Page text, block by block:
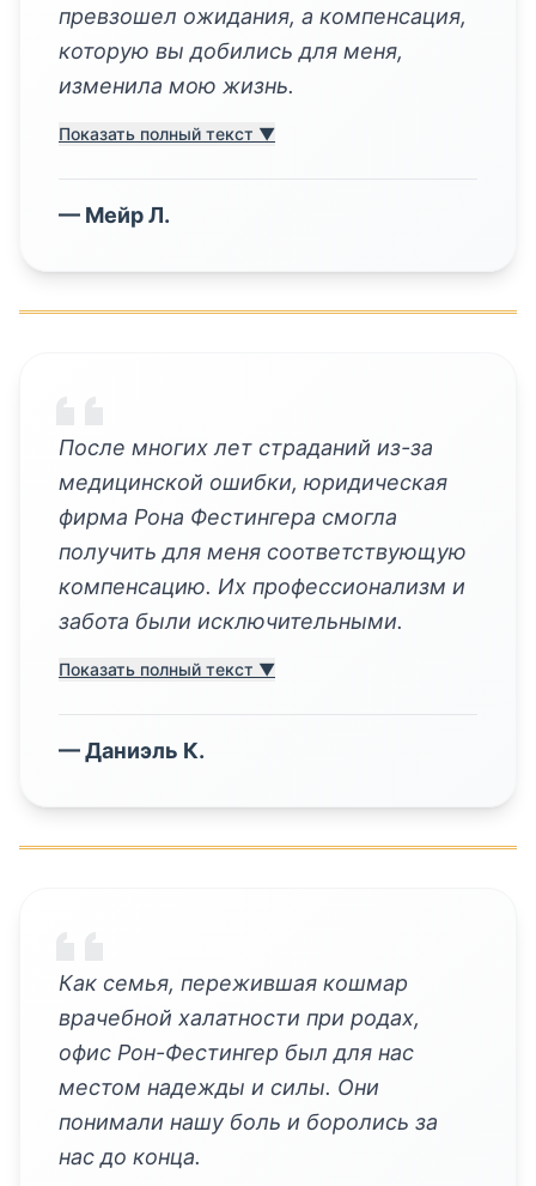
превзошел ожидания, а компенсация,
которую вы добились для меня,
изменила мою жизнь.
Показать полный текст ▼
— Мейр Л.
После многих лет страданий из-за
медицинской ошибки, юридическая
фирма Рона Фестингера смогла
получить для меня соответствующую
компенсацию. Их профессионализм и
забота были исключительными.
Показать полный текст ▼
—Даниэль К.
Как семья, пережившая кошмар
врачебной халатности при родах,
офис Рон-Фестингер был для нас
местом надежды и силы. Они
понимали нашу боль и боролись за
нас до конца.